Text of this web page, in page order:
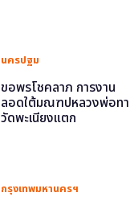
นครปฐม
ขอพรโชคลาภ การงาน
ลอดใต้มณฑปหลวงพ่อทา
วัดพะเนียงแตก
กรุงเทพมหานครฯ